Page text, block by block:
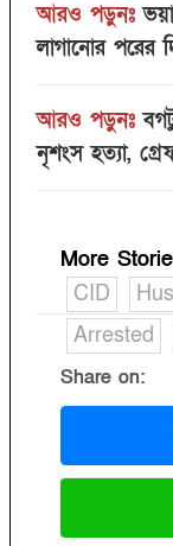
আরও পড়ুনঃ
লাগানোর পরের
আরও পড়ুনঃ
নৃশংস হত্যা,
More
CID
Arrested
Share on: